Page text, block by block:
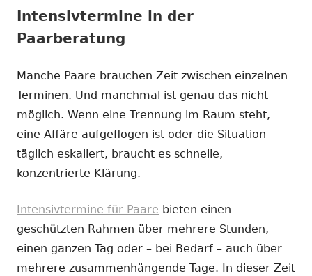
Intensivtermine in der
Paarberatung
Manche Paare brauchen Zeit zwischen einzelnen
Terminen. Und manchmal ist genau das nicht
möglich. Wenn eine Trennung im Raum steht,
eine Affäre aufgeflogen ist oder die Situation
täglich eskaliert, braucht es schnelle,
konzentrierte Klärung.
Intensivtermine für Paare bieten einen
geschützten Rahmen über mehrere Stunden,
einen ganzen Tag oder – bei Bedarf – auch über
mehrere zusammenhängende Tage. In dieser Zeit